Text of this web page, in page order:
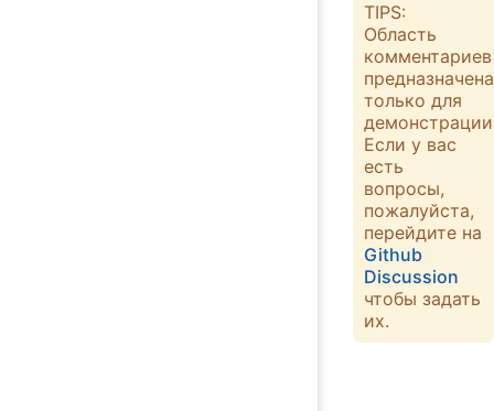
TIPS:
Область
комментариев
предназначена
только для
Если у вас
есть
вопросы,
пожалуйста,
перейдите на
Github
Discussion
чтобы задать
их.